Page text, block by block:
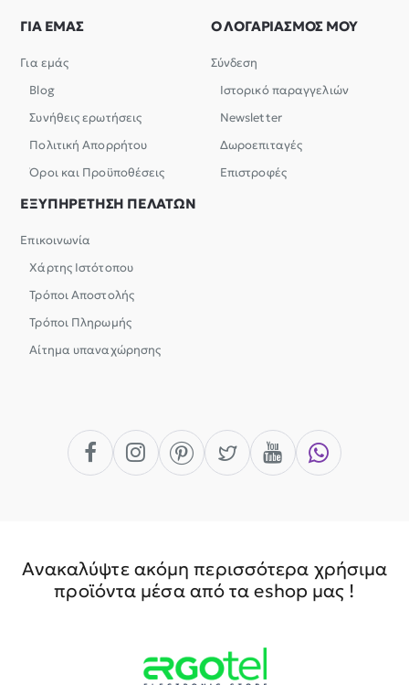
ΓΙΑ ΕΜΑΣ
Για εμάς
Blog
Συνήθεις ερωτήσεις
Πολιτική Απορρήτου
Όροι και Προϋποθέσεις
Ο ΛΟΓΑΡΙΑΣΜΟΣ ΜΟΥ
Σύνδεση
Ιστορικό παραγγελιών
Newsletter
Δωροεπιταγές
Επιστροφές
ΕΞΥΠΗΡΕΤΗΣΗ ΠΕΛΑΤΩΝ
Επικοινωνία
Χάρτης Ιστότοπου
Τρόποι Αποστολής
Τρόποι Πληρωμής
Αίτημα υπαναχώρησης
Ανακαλύψτε ακόμη περισσότερα χρήσιμα
προϊόντα μέσα από τα eshop μας !